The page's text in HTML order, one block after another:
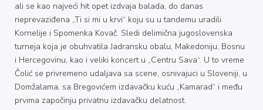
ali se kao najveći hit opet izdvaja balada, do danas
neprevaziđena „Ti si mi u krvi“ koju su u tandemu uradili
Kornelije i Spomenka Kovač. Sledi delimična jugoslovenska
turneja koja je obuhvatila Jadransku obalu, Makedoniju, Bosnu
i Hercegovinu, kao i veliki koncert u „Centru Sava“. U to vreme
Čolić se privremeno udaljava sa scene, osnivajuci u Sloveniji, u
Domžalama, sa Bregovićem izdavačku kuću „Kamarad“ i među
prvima započinju privatnu izdavačku delatnost.